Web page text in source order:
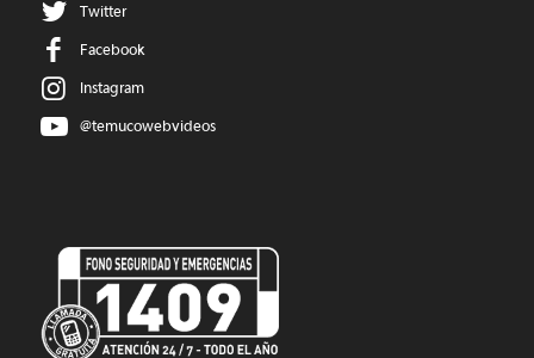
Twitter
Facebook
Instagram
@temucowebvideos